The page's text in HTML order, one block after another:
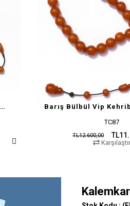
Karamel Tonlarında Usta İşçilikli Tesbih
Barış Bülbül Vip
TC87
TL12.600,00